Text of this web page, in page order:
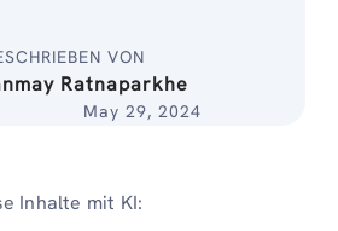
VON
Ratnaparkhe
May 29, 2024
Inhalte mit KI: